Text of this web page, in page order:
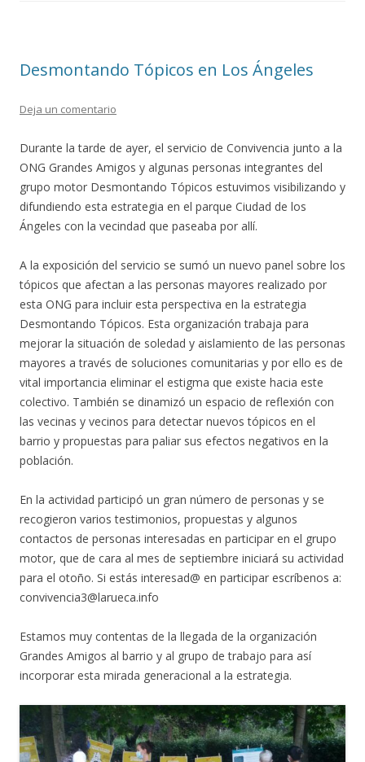
Desmontando Tópicos en Los Ángeles
Deja un comentario
Durante la tarde de ayer, el servicio de Convivencia junto a la
ONG Grandes Amigos y algunas personas integrantes del
grupo motor Desmontando Tópicos estuvimos visibilizando y
difundiendo esta estrategia en el parque Ciudad de los
Ángeles con la vecindad que paseaba por allí.
A la exposición del servicio se sumó un nuevo panel sobre los
tópicos que afectan a las personas mayores realizado por
esta ONG para incluir esta perspectiva en la estrategia
Desmontando Tópicos. Esta organización trabaja para
mejorar la situación de soledad y aislamiento de las personas
mayores a través de soluciones comunitarias y por ello es de
vital importancia eliminar el estigma que existe hacia este
colectivo. También se dinamizó un espacio de reflexión con
las vecinas y vecinos para detectar nuevos tópicos en el
barrio y propuestas para paliar sus efectos negativos en la
población.
En la actividad participó un gran número de personas y se
recogieron varios testimonios, propuestas y algunos
contactos de personas interesadas en participar en el grupo
motor, que de cara al mes de septiembre iniciará su actividad
para el otoño. Si estás interesad@ en participar escríbenos a:
convivencia3@larueca.info
Estamos muy contentas de la llegada de la organización
Grandes Amigos al barrio y al grupo de trabajo para así
incorporar esta mirada generacional a la estrategia.